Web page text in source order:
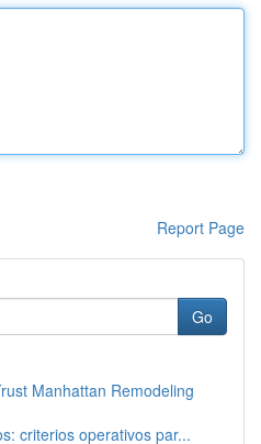
Report Page
Go
Manhattan Remodeling
criterios operativos par...